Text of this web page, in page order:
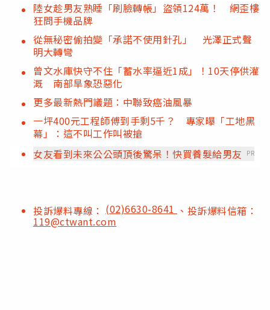
陸女趁男友熟睡「刷臉轉帳」盜領124萬！ 網歪樓
狂問手機品牌
從無秘密偷拍變「承諾不使用針孔」 光澤正式聲
明大轉彎
曾文水庫快守不住「蓄水率逼近1成」！10天停供灌
溉 南部旱象恐惡化
更多最新熱門議題：中聯致癌油風暴
一坪400元工程師傅到手剩5千？ 專家曝「工地黑
幕」：這不叫工作叫被搶
女友看到未來公公頭頂後驚呆！快買養髮給男友
PR
投訴爆料專線： (02)6630-8641 、投訴爆料信箱：
119@ctwant.com